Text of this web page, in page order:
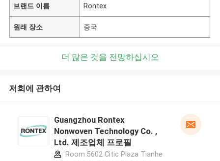
브랜드 이름 Rontex
원래 장소 중국
더 많은 것을 전망하십시오
저희에 관하여
Guangzhou Rontex
Nonwoven Technology Co. ,
Ltd. 제조업체 프로필
Room 5602 Citic Plaza Tianhe